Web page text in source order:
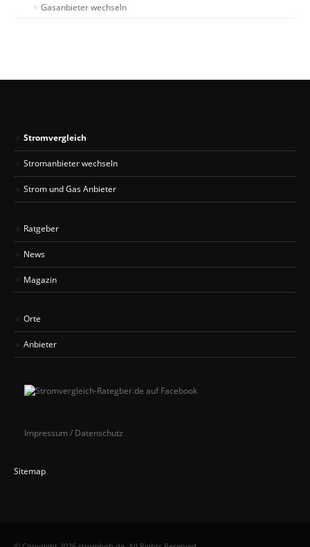
Gasanbieter wechseln
Stromvergleich
Stromanbieter wechseln
Strom und Gas Anbieter
Ratgeber
News
Magazin
Orte
Anbieter
Impressum / Datenschutz
Sitemap